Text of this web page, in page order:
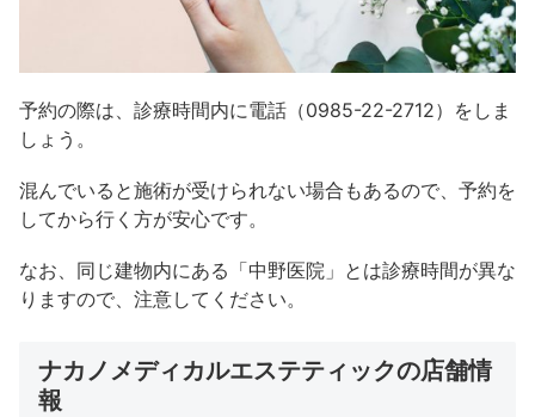
予約の際は、診療時間内に電話（0985-22-2712）をしま
しょう。
混んでいると施術が受けられない場合もあるので、予約を
してから行く方が安心です。
なお、同じ建物内にある「中野医院」とは診療時間が異な
りますので、注意してください。
ナカノメディカルエステティックの店舗情
報